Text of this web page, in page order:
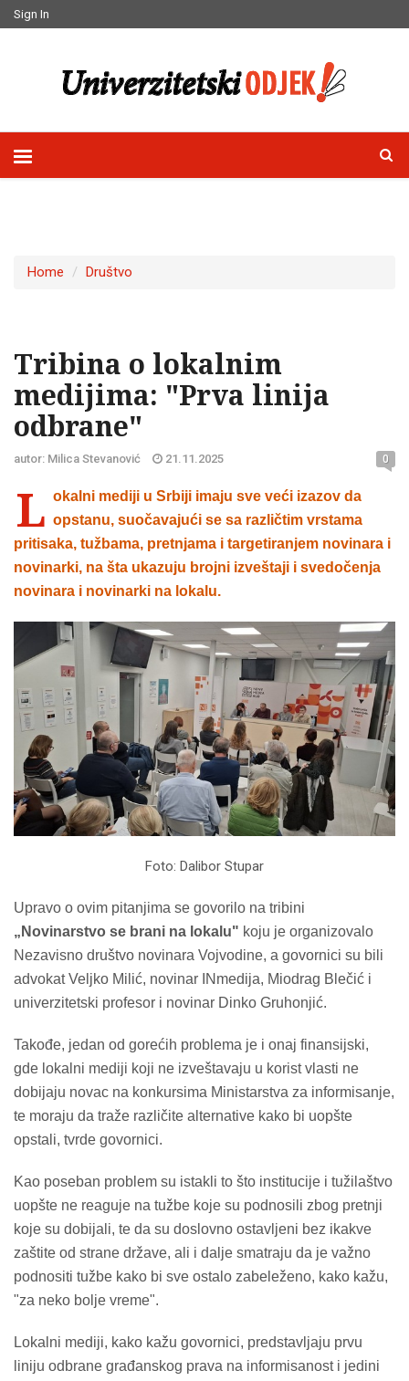
Sign In
Home Društvo
Tribina o lokalnim
medijima: "Prva linija
odbrane"
autor: Milica Stevanović 21.11.2025 0
L okalni mediji u Srbiji imaju sve veći izazov da
opstanu, suočavajući se sa različtim vrstama
pritisaka, tužbama, pretnjama i targetiranjem novinara i
novinarki, na šta ukazuju brojni izveštaji i svedočenja
novinara i novinarki na lokalu.
Foto: Dalibor Stupar
Upravo o ovim pitanjima se govorilo na tribini
„Novinarstvo se brani na lokalu" koju je organizovalo
Nezavisno društvo novinara Vojvodine, a govornici su bili
advokat Veljko Milić, novinar INmedija, Miodrag Blečić i
univerzitetski profesor i novinar Dinko Gruhonjić.
Takođe, jedan od gorećih problema je i onaj finansijski,
gde lokalni mediji koji ne izveštavaju u korist vlasti ne
dobijaju novac na konkursima Ministarstva za informisanje,
te moraju da traže različite alternative kako bi uopšte
opstali, tvrde govornici.
Kao poseban problem su istakli to što institucije i tužilaštvo
uopšte ne reaguje na tužbe koje su podnosili zbog pretnji
koje su dobijali, te da su doslovno ostavljeni bez ikakve
zaštite od strane države, ali i dalje smatraju da je važno
podnositi tužbe kako bi sve ostalo zabeleženo, kako kažu,
"za neko bolje vreme".
Lokalni mediji, kako kažu govornici, predstavljaju prvu
liniju odbrane građanskog prava na informisanost i jedini